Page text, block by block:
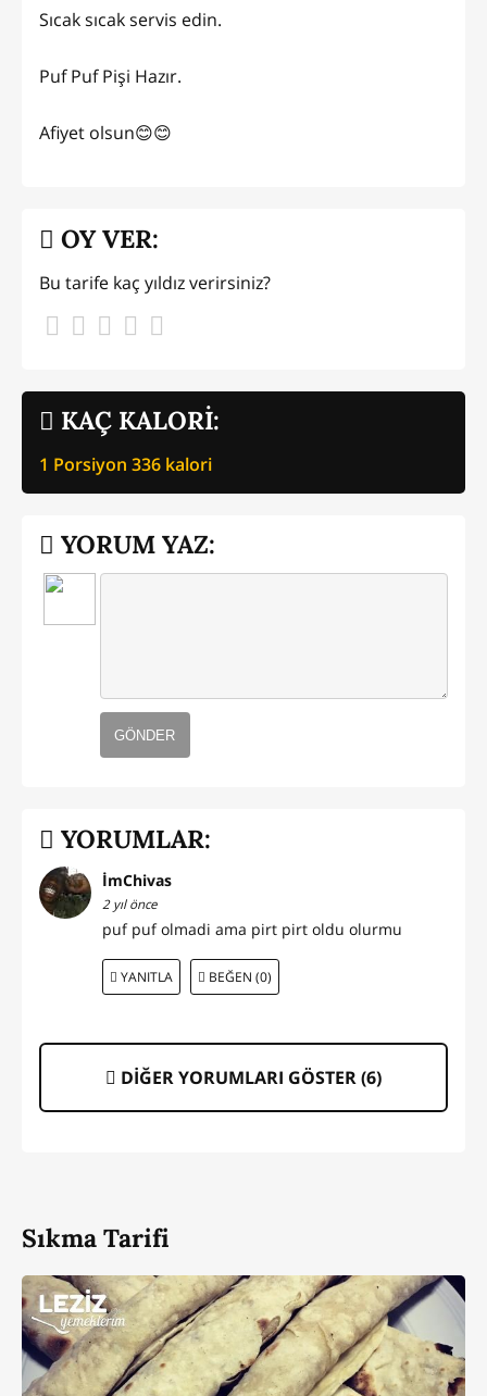
Sıcak sıcak servis edin.
Puf Puf Pişi Hazır.
Afiyet olsun😊😊
KAÇ KALORİ:
1 Porsiyon 336 kalori
OY VER:
Bu tarife kaç yıldız verirsiniz?
YORUM YAZ:
GÖNDER
YORUMLAR:
İmChivas
2 yıl önce
puf puf olmadi ama pirt pirt oldu olurmu
YANITLA BEĞEN (0)
DİĞER YORUMLARI GÖSTER (6)
Sıkma Tarifi